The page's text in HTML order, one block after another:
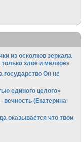
из осколков зеркала
злое и мелкое»
государство Он не
единого целого»
вечность (Екатерина
оказывается что твои